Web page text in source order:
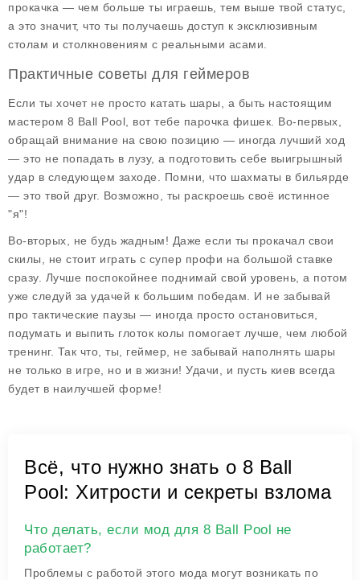
прокачка — чем больше ты играешь, тем выше твой статус,
а это значит, что ты получаешь доступ к эксклюзивным
столам и столкновениям с реальными асами.
Практичные советы для геймеров
Если ты хочет не просто катать шары, а быть настоящим
мастером 8 Ball Pool , вот тебе парочка фишек. Во-первых,
обращай внимание на свою позицию — иногда лучший ход
— это не попадать в лузу, а подготовить себе выигрышный
удар в следующем заходе. Помни, что шахматы в бильярде
— это твой друг. Возможно, ты раскроешь своё истинное
"я"!
Во-вторых, не будь жадным! Даже если ты прокачал свои
скилы, не стоит играть с супер профи на большой ставке
сразу. Лучше поспокойнее поднимай свой уровень, а потом
уже следуй за удачей к большим победам. И не забывай
про тактические паузы — иногда просто остановиться,
подумать и выпить глоток колы помогает лучше, чем любой
тренинг. Так что, ты, геймер, не забывай наполнять шары
не только в игре, но и в жизни! Удачи, и пусть киев всегда
будет в наилучшей форме!
Всё, что нужно знать о 8 Ball
Pool: Хитрости и секреты взлома
Что делать, если мод для 8 Ball Pool не
работает?
Проблемы с работой этого мода могут возникать по